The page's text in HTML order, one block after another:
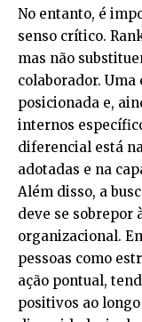
No entanto, é
senso crítico.
mas não
colaborador.
posicionada e,
internos
diferencial está
adotadas e na
Além disso, a
deve se sobrepor
organizacional.
pessoas como
ação pontual,
positivos ao